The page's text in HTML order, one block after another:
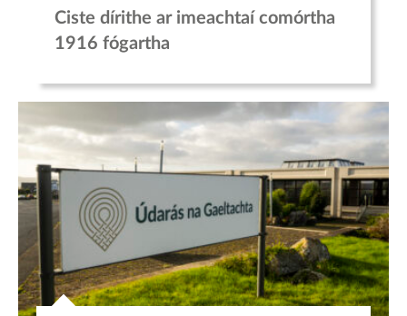
Ciste dírithe ar imeachtaí comórtha
1916 fógartha